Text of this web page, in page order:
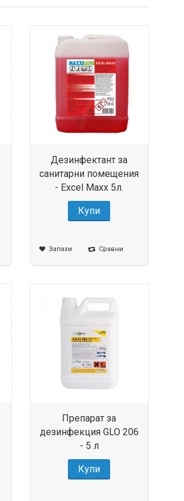
Дезинфектант за
санитарни помещения
- Excel Maxx 5л.
Купи
Запази Сравни
Препарат за
дезинфекция GLO 206
- 5 л
Купи